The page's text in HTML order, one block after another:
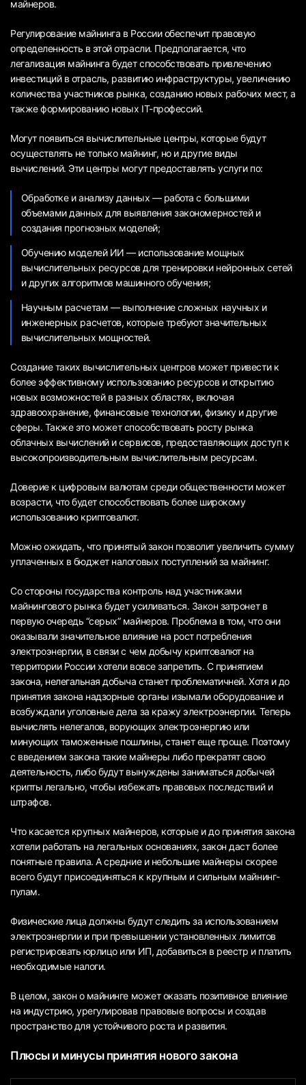
майнеров.
Регулирование майнинга в России обеспечит правовую
определенность в этой отрасли. Предполагается, что
легализация майнинга будет способствовать привлечению
инвестиций в отрасль, развитию инфраструктуры, увеличению
количества участников рынка, созданию новых рабочих мест, а
также формированию новых IT-профессий.
Могут появиться вычислительные центры, которые будут
осуществлять не только майнинг, но и другие виды
вычислений. Эти центры могут предоставлять услуги по:
Обработке и анализу данных — работа с большими
объемами данных для выявления закономерностей и
создания прогнозных моделей;
Обучению моделей ИИ — использование мощных
вычислительных ресурсов для тренировки нейронных сетей
и других алгоритмов машинного обучения;
Научным расчетам — выполнение сложных научных и
инженерных расчетов, которые требуют значительных
вычислительных мощностей.
Создание таких вычислительных центров может привести к
более эффективному использованию ресурсов и открытию
новых возможностей в разных областях, включая
здравоохранение, финансовые технологии, физику и другие
сферы. Также это может способствовать росту рынка
облачных вычислений и сервисов, предоставляющих доступ к
высокопроизводительным вычислительным ресурсам.
Доверие к цифровым валютам среди общественности может
возрасти, что будет способствовать более широкому
использованию криптовалют.
Можно ожидать, что принятый закон позволит увеличить сумму
уплаченных в бюджет налоговых поступлений за майнинг.
Со стороны государства контроль над участниками
майнингового рынка будет усиливаться. Закон затронет в
первую очередь “серых” майнеров. Проблема в том, что они
оказывали значительное влияние на рост потребления
электроэнергии, в связи с чем добычу криптовалют на
территории России хотели вовсе запретить. С принятием
закона, нелегальная добыча станет проблематичней. Хотя и до
принятия закона надзорные органы изымали оборудование и
возбуждали уголовные дела за кражу электроэнергии. Теперь
вычислять нелегалов, ворующих электроэнергию или
минующих таможенные пошлины, станет еще проще. Поэтому
с введением закона такие майнеры либо прекратят свою
деятельность, либо будут вынуждены заниматься добычей
крипты легально, чтобы избежать правовых последствий и
штрафов.
Что касается крупных майнеров, которые и до принятия закона
хотели работать на легальных основаниях, закон даст более
понятные правила. А средние и небольшие майнеры скорее
всего будут присоединяться к крупным и сильным майнинг-
пулам.
Физические лица должны будут следить за использованием
электроэнергии и при превышении установленных лимитов
регистрировать юрлицо или ИП, добавиться в реестр и платить
необходимые налоги.
В целом, закон о майнинге может оказать позитивное влияние
на индустрию, урегулировав правовые вопросы и создав
пространство для устойчивого роста и развития.
Плюсы и минусы принятия нового закона